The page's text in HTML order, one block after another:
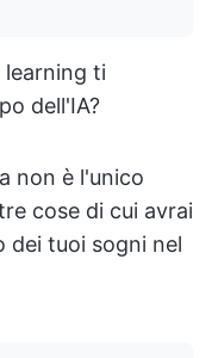
learning ti
dell'IA?
non è l'unico
cose di cui avrai
dei tuoi sogni nel